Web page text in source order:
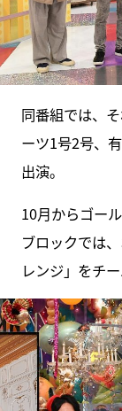
同番組では、
ーツ1号2号、
出演。
10月からゴー
ブロックでは
レンジ」をチ